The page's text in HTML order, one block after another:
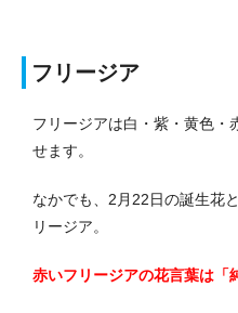
フリージア
フリージアは白・紫・黄色・
せます。
なかでも、2月22日の誕生花
リージア。
赤いフリージアの花言葉は「